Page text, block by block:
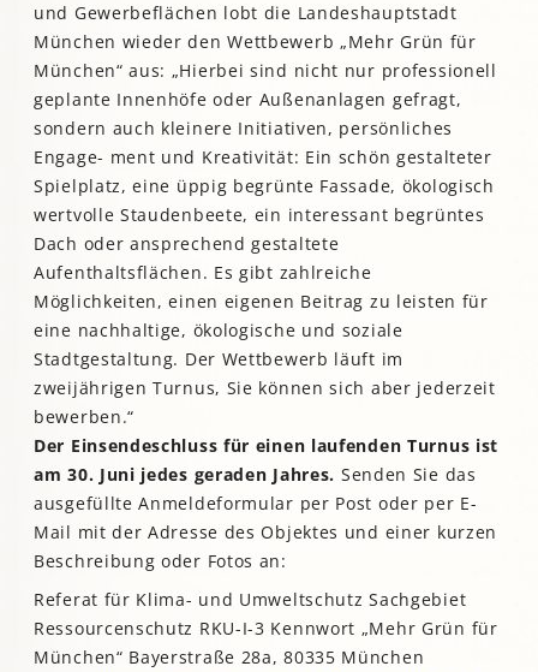
und Gewerbeflächen lobt die Landeshauptstadt
München wieder den Wettbewerb „Mehr Grün für
München“ aus: „Hierbei sind nicht nur professionell
geplante Innenhöfe oder Außenanlagen gefragt,
sondern auch kleinere Initiativen, persönliches
Engage- ment und Kreativität: Ein schön gestalteter
Spielplatz, eine üppig begrünte Fassade, ökologisch
wertvolle Staudenbeete, ein interessant begrüntes
Dach oder ansprechend gestaltete
Aufenthaltsflächen. Es gibt zahlreiche
Möglichkeiten, einen eigenen Beitrag zu leisten für
eine nachhaltige, ökologische und soziale
Stadtgestaltung. Der Wettbewerb läuft im
zweijährigen Turnus, Sie können sich aber jederzeit
bewerben.“
Der Einsendeschluss für einen laufenden Turnus ist
am 30. Juni jedes geraden Jahres. Senden Sie das
ausgefüllte Anmeldeformular per Post oder per E-
Mail mit der Adresse des Objektes und einer kurzen
Beschreibung oder Fotos an:
Referat für Klima- und Umweltschutz Sachgebiet
Ressourcenschutz RKU-I-3 Kennwort „Mehr Grün für
München“ Bayerstraße 28a, 80335 München